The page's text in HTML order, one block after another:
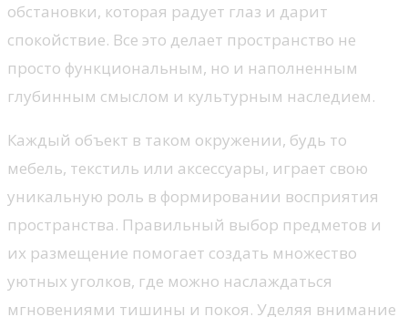
обстановки, которая радует глаз и дарит
спокойствие. Все это делает пространство не
просто функциональным, но и наполненным
глубинным смыслом и культурным наследием.
Каждый объект в таком окружении, будь то
мебель, текстиль или аксессуары, играет свою
уникальную роль в формировании восприятия
пространства. Правильный выбор предметов и
их размещение помогает создать множество
уютных уголков, где можно наслаждаться
мгновениями тишины и покоя. Уделяя внимание